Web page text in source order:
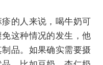
的人来说，喝牛奶可
这种情况的发生，他
品。如果确实需要摄